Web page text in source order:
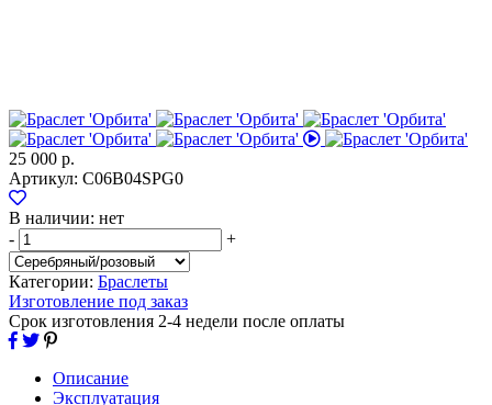
25 000 р.
Артикул: С06B04SPG0
В наличии: нет
-
+
Категории: Браслеты
Изготовление под заказ
Срок изготовления 2-4 недели после оплаты
Описание
Эксплуатация